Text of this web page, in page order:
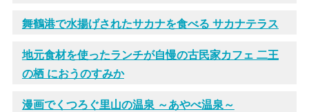
舞鶴港で水揚げされたサカナを食べる サカナテラス
地元食材を使ったランチが自慢の古民家カフェ 二王
の栖 におうのすみか
漫画でくつろぐ里山の温泉 ～あやべ温泉～